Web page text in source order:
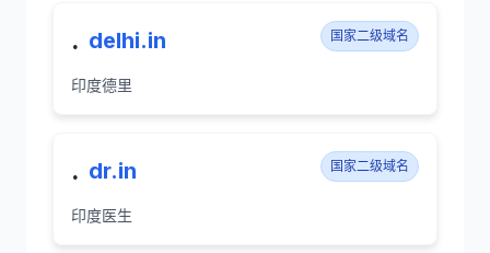
. delhi.in 国家二级域名
印度德里
. dr.in 国家二级域名
印度医生